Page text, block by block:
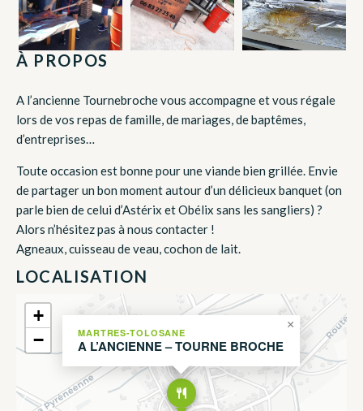
À PROPOS
A l’ancienne Tournebroche vous accompagne et vous régale
lors de vos repas de famille, de mariages, de baptêmes,
d’entreprises…
Toute occasion est bonne pour une viande bien grillée. Envie
de partager un bon moment autour d’un délicieux banquet (on
parle bien de celui d’Astérix et Obélix sans les sangliers) ?
Alors n’hésitez pas à nous contacter !
Agneaux, cuisseau de veau, cochon de lait.
LOCALISATION
MARTRES-TOLOSANE
A L’ANCIENNE – TOURNE BROCHE
×
+
−